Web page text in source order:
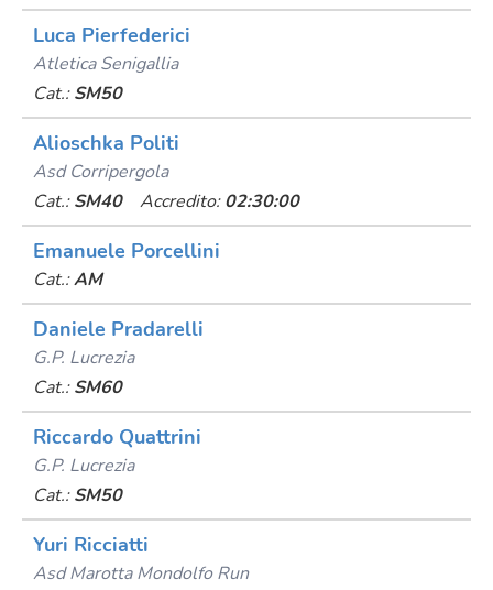
Luca Pierfederici
Atletica Senigallia
Cat.: SM50
Alioschka Politi
Asd Corripergola
Cat.: SM40 Accredito: 02:30:00
Emanuele Porcellini
Cat.:AM
Daniele Pradarelli
G.p. Lucrezia
Cat.: SM60
Riccardo Quattrini
G.p. Lucrezia
Cat.: SM50
Yuri Ricciatti
Asd Marotta Mondolfo Run